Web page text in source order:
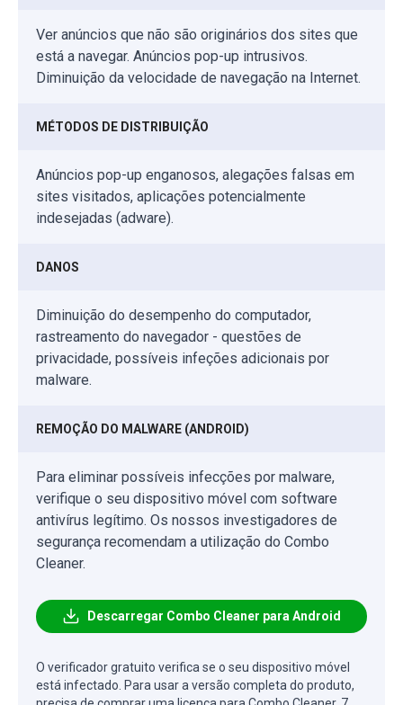
Ver anúncios que não são originários dos sites que
está a navegar. Anúncios pop-up intrusivos.
Diminuição da velocidade de navegação na Internet.
MÉTODOS DE DISTRIBUIÇÃO
Anúncios pop-up enganosos, alegações falsas em
sites visitados, aplicações potencialmente
indesejadas (adware).
DANOS
Diminuição do desempenho do computador,
rastreamento do navegador - questões de
privacidade, possíveis infeções adicionais por
malware.
REMOÇÃO DO MALWARE (ANDROID)
Para eliminar possíveis infecções por malware,
verifique o seu dispositivo móvel com software
antivírus legítimo. Os nossos investigadores de
segurança recomendam a utilização do Combo
Cleaner.
Descarregar Combo Cleaner para Android
O verificador gratuito verifica se o seu dispositivo móvel
está infectado. Para usar a versão completa do produto,